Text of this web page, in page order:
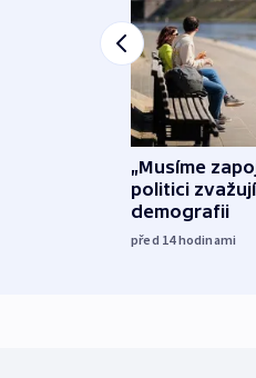
„Musíme
politici
demografii
před 14hodinami